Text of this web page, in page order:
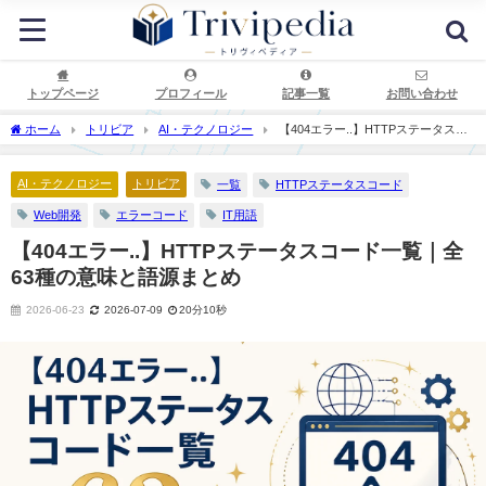
トップページ プロフィール 記事一覧 お問い合わせ
ホーム トリビア AI・テクノロジー
【404エラー..】HTTPステータスコ
ード一覧｜全63種の意味と語源まとめ
AI・テクノロジー トリビア 一覧 HTTPステータスコード
Web開発 エラーコード IT用語
【404エラー..】HTTPステータスコード一覧｜全
63種の意味と語源まとめ
2026-06-23 2026-07-09 20分10秒